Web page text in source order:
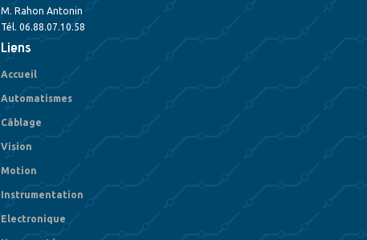
M. Rahon Antonin
Tél. 06.88.07.10.58
Liens
Accueil
Automatismes
Câblage
Vision
Motion
Instrumentation
Electronique